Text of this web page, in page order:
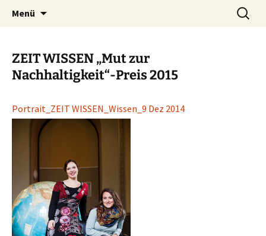
Kunst schafft Wissen e.V.
Klimakultur macht Schule
Menü
Suchen
nach:
ZEIT WISSEN „Mut zur
Nachhaltigkeit“-Preis 2015
Portrait_ZEIT WISSEN_Wissen_9 Dez 2014